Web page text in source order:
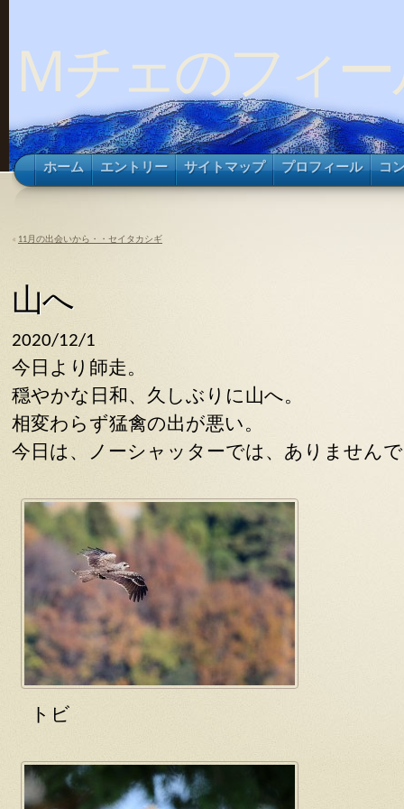
Ｍチェのフィ
ホーム エントリー サイトマップ プロフィール コ
« 11月の出会いから・・セイタカシギ
山へ
2020/12/1
今日より師走。
穏やかな日和、久しぶりに山へ。
相変わらず猛禽の出が悪い。
今日は、ノーシャッターでは、ありません
トビ